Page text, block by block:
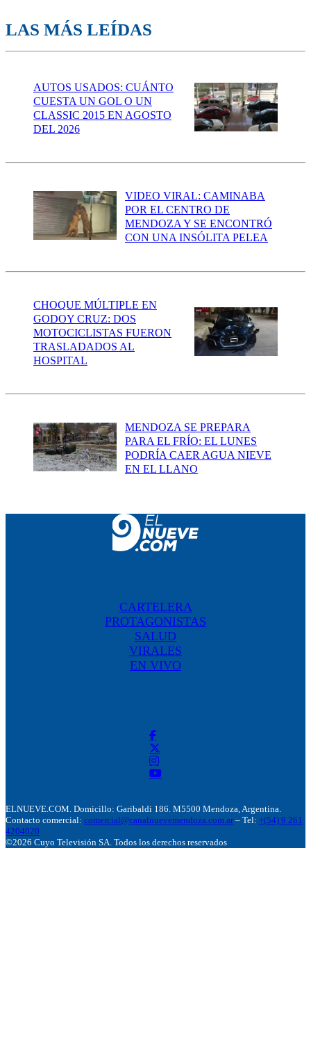
LAS MÁS LEÍDAS
AUTOS USADOS: CUÁNTO
CUESTA UN GOL O UN
CLASSIC 2015 EN AGOSTO
DEL 2026
VIDEO VIRAL: CAMINABA
POR EL CENTRO DE
MENDOZA Y SE ENCONTRÓ
CON UNA INSÓLITA PELEA
CHOQUE MÚLTIPLE EN
GODOY CRUZ: DOS
MOTOCICLISTAS FUERON
TRASLADADOS AL
HOSPITAL
MENDOZA SE PREPARA
PARA EL FRÍO: EL LUNES
PODRÍA CAER AGUA NIEVE
EN EL LLANO
CARTELERA
PROTAGONISTAS
SALUD
VIRALES
EN VIVO
ELNUEVE.COM. Domicillo: Garibaldi 186. M5500 Mendoza, Argentina.
Contacto comercial: comercial@canalnuevemendoza.com.ar – Tel: +(54) 9 261
4204020
©2026 Cuyo Televisión SA. Todos los derechos reservados